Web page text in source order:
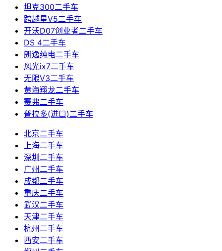
坦克300二手车
跨越星V5二手车
开沃D07创业者二手车
DS 4二手车
朗逸纯电二手车
风光ix7二手车
无限V3二手车
黄海翔龙二手车
赛弗二手车
普拉多(进口)二手车
北京二手车
上海二手车
深圳二手车
广州二手车
成都二手车
重庆二手车
武汉二手车
天津二手车
杭州二手车
西安二手车